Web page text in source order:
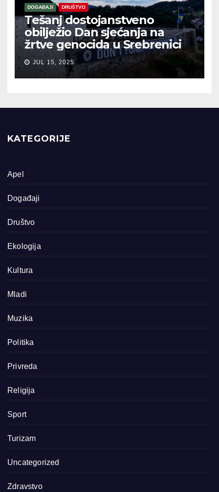
DOGAĐAJI DRUŠTVO
Tešanj dostojanstveno
obilježio Dan sjećanja na
žrtve genocida u Srebrenici
JUL 15, 2025
KATEGORIJE
Apel
Događaji
Društvo
Ekologija
Kultura
Mladi
Muzika
Politika
Privreda
Religija
Sport
Turizam
Uncategorized
Zdravstvo